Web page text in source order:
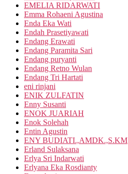
EMELIA RIDARWATI
Emma Rohaeni Agustina
Enda Eka Wati
Endah Prasetiyawati
Endang Erawati
Endang Paramita Sari
Endang puryanti
Endang Retno Wulan
Endang Tri Hartati
eni rinjani
ENIK ZULFATIN
Enny Susanti
ENOK JUARIAH
Enok Solehah
Entin Agustin
ENY BUDIATI.,AMDK.,S.KM
Erland Sulaksana
Erlya Sri Indarwati
Erlyana Eka Rosdianty